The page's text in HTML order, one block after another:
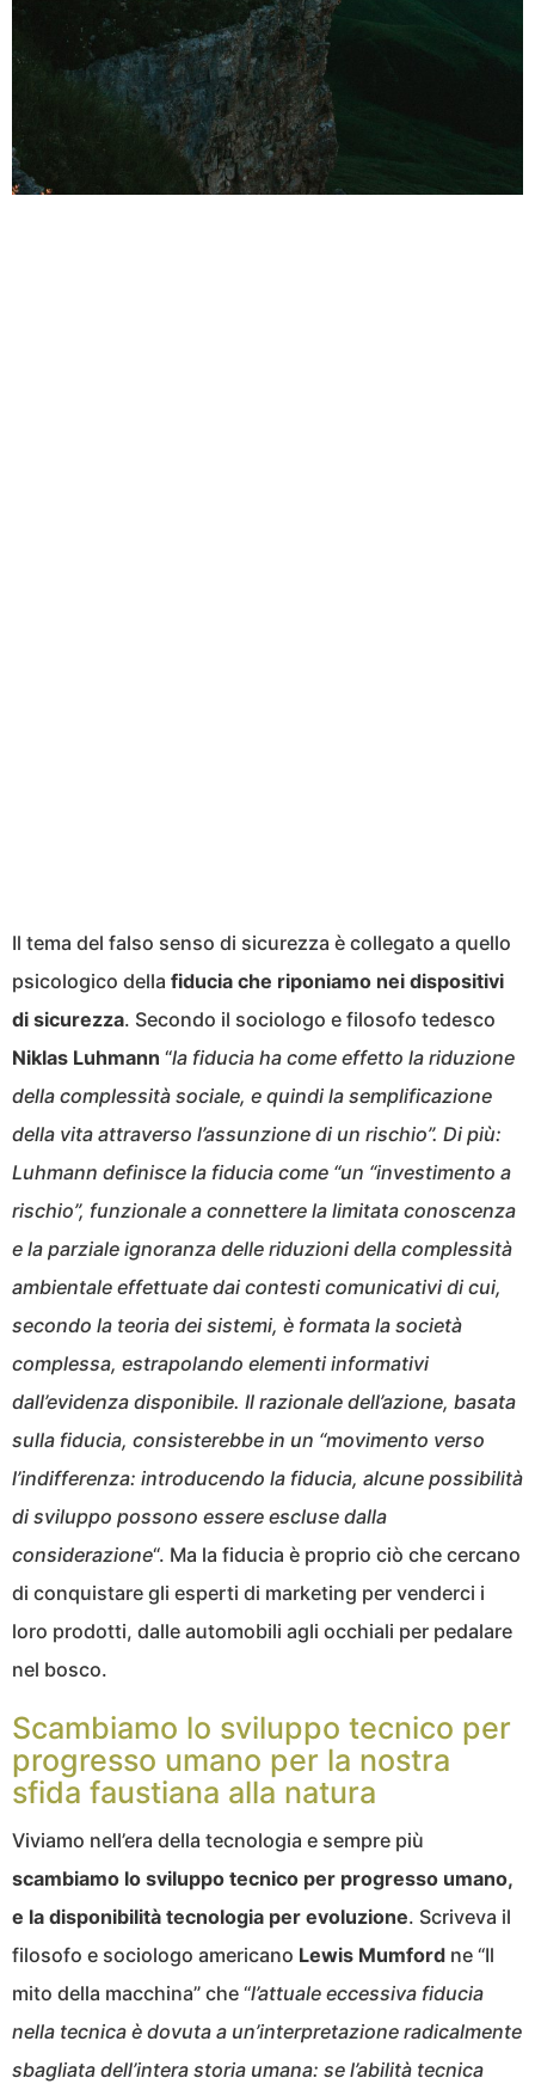
Il tema del falso senso di sicurezza è collegato a quello
psicologico della fiducia che riponiamo nei dispositivi
di sicurezza. Secondo il sociologo e filosofo tedesco
Niklas Luhmann “la fiducia ha come effetto la riduzione
della complessità sociale, e quindi la semplificazione
della vita attraverso l’assunzione di un rischio”. Di più:
Luhmann definisce la fiducia come “un “investimento a
rischio”, funzionale a connettere la limitata conoscenza
e la parziale ignoranza delle riduzioni della complessità
ambientale effettuate dai contesti comunicativi di cui,
secondo la teoria dei sistemi, è formata la società
complessa, estrapolando elementi informativi
dall’evidenza disponibile. Il razionale dell’azione, basata
sulla fiducia, consisterebbe in un “movimento verso
l’indifferenza: introducendo la fiducia, alcune possibilità
di sviluppo possono essere escluse dalla
considerazione“. Ma la fiducia è proprio ciò che cercano
di conquistare gli esperti di marketing per venderci i
loro prodotti, dalle automobili agli occhiali per pedalare
nel bosco.
Scambiamo lo sviluppo tecnico per
progresso umano per la nostra
sfida faustiana alla natura
Viviamo nell’era della tecnologia e sempre più
scambiamo lo sviluppo tecnico per progresso umano,
e la disponibilità tecnologia per evoluzione. Scriveva il
filosofo e sociologo americano Lewis Mumford ne “Il
mito della macchina” che “l’attuale eccessiva fiducia
nella tecnica è dovuta a un’interpretazione radicalmente
sbagliata dell’intera storia umana: se l’abilità tecnica